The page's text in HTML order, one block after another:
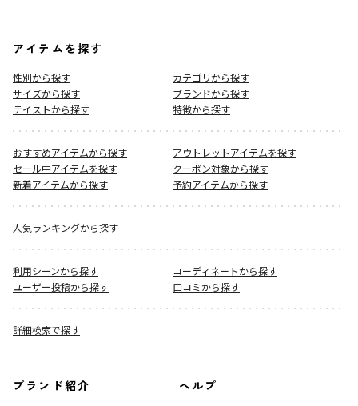
アイテムを探す
性別から探す
カテゴリから探す
サイズから探す
ブランドから探す
テイストから探す
特徴から探す
おすすめアイテムから探す
アウトレットアイテムを探す
セール中アイテムを探す
クーポン対象から探す
新着アイテムから探す
予約アイテムから探す
人気ランキングから探す
利用シーンから探す
コーディネートから探す
ユーザー投稿から探す
口コミから探す
詳細検索で探す
ブランド紹介 ヘルプ